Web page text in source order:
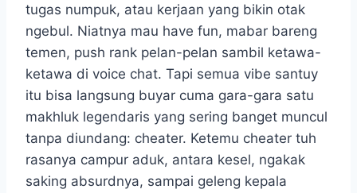
tugas numpuk, atau kerjaan yang bikin otak
ngebul. Niatnya mau have fun, mabar bareng
temen, push rank pelan-pelan sambil ketawa-
ketawa di voice chat. Tapi semua vibe santuy
itu bisa langsung buyar cuma gara-gara satu
makhluk legendaris yang sering banget muncul
tanpa diundang: cheater. Ketemu cheater tuh
rasanya campur aduk, antara kesel, ngakak
saking absurdnya, sampai geleng kepala